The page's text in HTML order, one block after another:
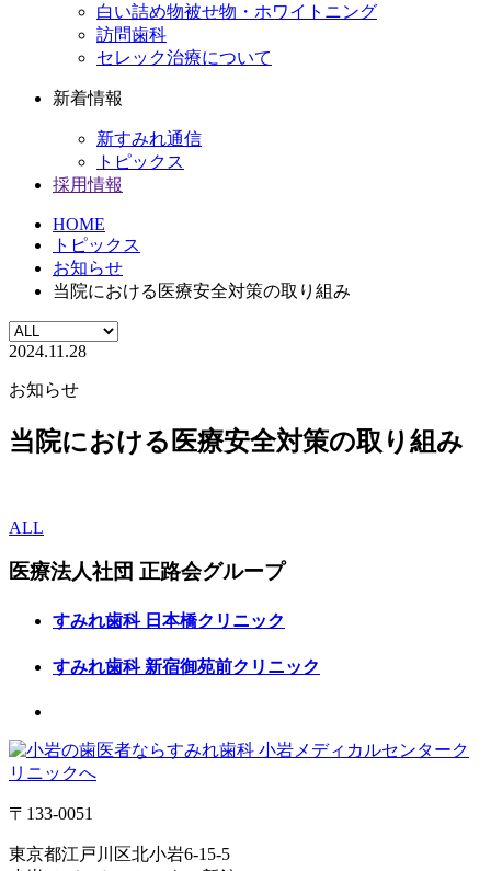
白い詰め物被せ物・ホワイトニング
訪問歯科
セレック治療について
新着情報
新すみれ通信
トピックス
採用情報
HOME
トピックス
お知らせ
当院における医療安全対策の取り組み
2024.11.28
お知らせ
当院における医療安全対策の取り組み
ALL
医療法人社団 正路会グループ
すみれ歯科 日本橋クリニック
すみれ歯科 新宿御苑前クリニック
〒133-0051
東京都江戸川区北小岩6-15-5